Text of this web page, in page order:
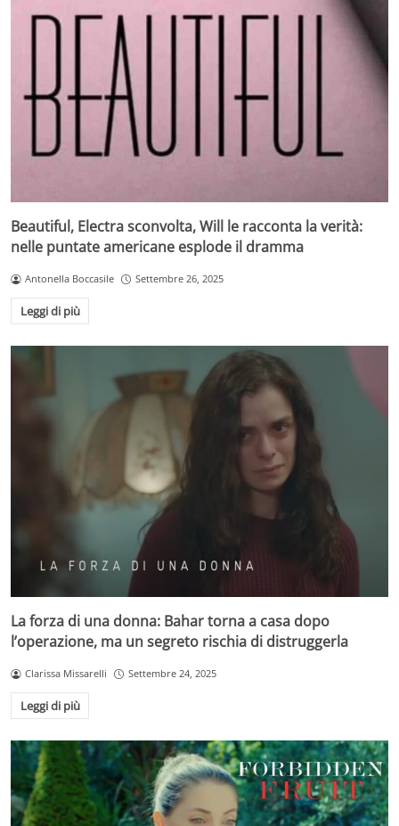
Beautiful, Electra sconvolta, Will le racconta la verità:
nelle puntate americane esplode il dramma
Antonella Boccasile Settembre 26, 2025
Leggi di più
La forza di una donna: Bahar torna a casa dopo
l’operazione, ma un segreto rischia di distruggerla
Clarissa Missarelli Settembre 24, 2025
Leggi di più